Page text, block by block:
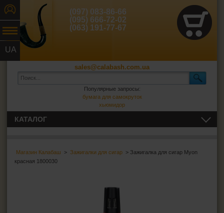
UA
(097) 083-86-66
(095) 666-72-02
(063) 191-77-67
sales@calabash.com.ua
Популярные запросы:
бумага для самокруток
хьюмидор
Магазин Калабаш > Зажигалки для сигар > Зажигалка для сигар Myon
красная 1800030
КАТАЛОГ
СИГАРЫ, СИГАРИЛЛЫ И ВСЁ ДЛЯ НИХ